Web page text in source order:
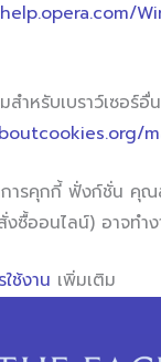
สำหรับเบราว์เซอร์
ารคุกกี้ ฟั่งก์ชั่น คุ
งซื้ออนไลน์) อาจทำ
ช้งาน เพิ่มเติม